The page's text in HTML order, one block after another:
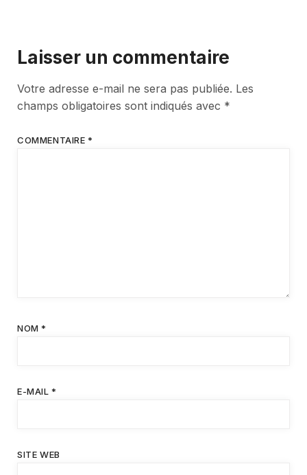
Laisser un commentaire
Votre adresse e-mail ne sera pas publiée. Les
champs obligatoires sont indiqués avec *
COMMENTAIRE*
NOM*
E-MAIL*
SITE WEB